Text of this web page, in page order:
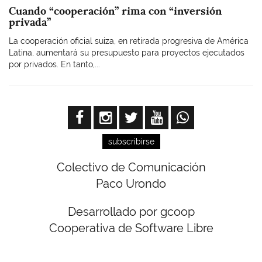
Cuando “cooperación” rima con “inversión
privada”
La cooperación oficial suiza, en retirada progresiva de América
Latina, aumentará su presupuesto para proyectos ejecutados
por privados. En tanto,...
subscribirse
Colectivo de Comunicación
Paco Urondo
Desarrollado por gcoop
Cooperativa de Software Libre